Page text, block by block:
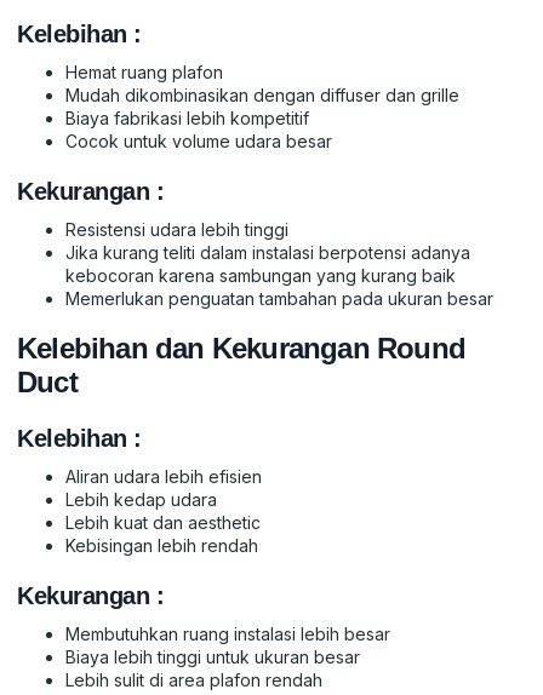
Kelebihan :
Hemat ruang plafon
Mudah dikombinasikan dengan diffuser dan grille
Biaya fabrikasi lebih kompetitif
Cocok untuk volume udara besar
Kekurangan :
Resistensi udara lebih tinggi
Jika kurang teliti dalam instalasi berpotensi adanya
kebocoran karena sambungan yang kurang baik
Memerlukan penguatan tambahan pada ukuran besar
Kelebihan dan Kekurangan Round
Duct
Kelebihan :
Aliran udara lebih efisien
Lebih kedap udara
Lebih kuat dan aesthetic
Kebisingan lebih rendah
Kekurangan :
Membutuhkan ruang instalasi lebih besar
Biaya lebih tinggi untuk ukuran besar
Lebih sulit di area plafon rendah